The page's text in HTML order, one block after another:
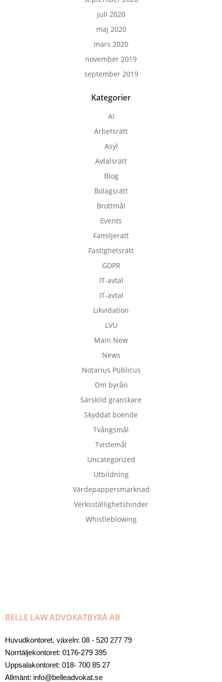
juli 2020
maj 2020
mars 2020
november 2019
september 2019
Kategorier
AI
Arbetsrätt
Asyl
Avtalsrätt
Blog
Bolagsrätt
Brottmål
Events
Familjerätt
Fastighetsrätt
GDPR
IT-avtal
IT-avtal
Likvidation
LVU
Main New
News
Notarius Publicus
Om byrån
Särskild granskare
Skyddat boende
Tvångsmål
Tvistemål
Uncategorized
Utbildning
Värdepappersmarknad
Verksställighetshinder
Whistleblowing
BELLE LAW ADVOKATBYRÅ AB
Huvudkontoret, växeln: 08 - 520 277 79
Norrtäljekontoret: 0176-279 395
Uppsalakontoret: 018- 700 85 27
Allmänt: info@belleadvokat.se